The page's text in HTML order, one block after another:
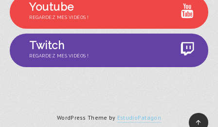
Youtube
REGARDEZ MES VIDÉOS !
Twitch
REGARDEZ MES VIDÉOS !
WordPress Theme by EstudioPatagon